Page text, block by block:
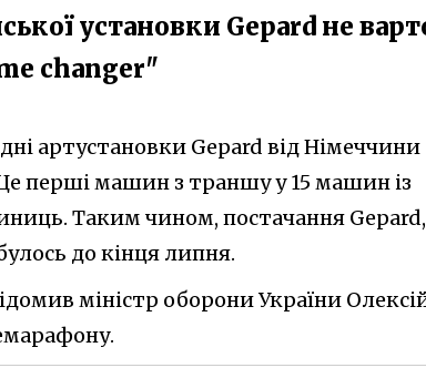
установки Gepard не
changer"
артустановки Gepard від Німеччини
перші машин з траншу у 15 машин із
Таким чином, постачання
до кінця липня.
міністр оборони України